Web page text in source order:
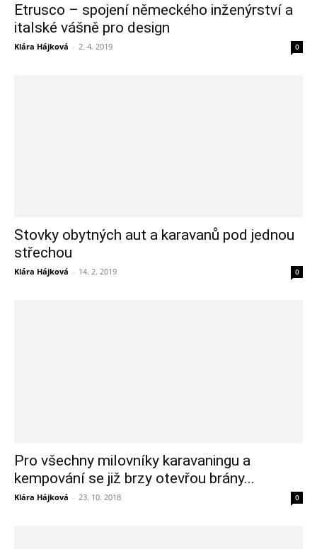
Etrusco – spojení německého inženýrství a
italské vášně pro design
Klára Hájková - 2. 4. 2019 0
Stovky obytných aut a karavanů pod jednou
střechou
Klára Hájková - 14. 2. 2019 0
Pro všechny milovníky karavaningu a
kempování se již brzy otevřou brány...
Klára Hájková - 23. 10. 2018 0